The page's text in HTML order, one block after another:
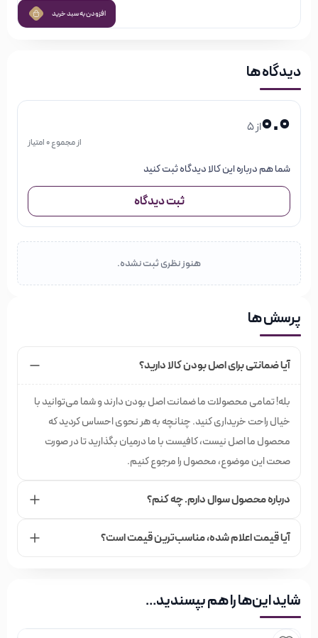
افزودن به سبد خرید
دیدگاه ها
0.0از 5
از مجموع 0 امتیاز
شما هم درباره این کالا دیدگاه ثبت کنید
ثبت دیدگاه
هنوز نظری ثبت نشده.
پرسش ها
آیا ضمانتی برای اصل بودن کالا دارید؟
بله! تمامی محصولات ما ضمانت اصل بودن دارند و شما می‌توانید با
خیال راحت خریداری کنید. چنانچه به هر نحوی احساس کردید که
محصول ما اصل نیست، کافیست با ما درمیان بگذارید تا در صورت
صحت این موضوع، محصول را مرجوع کنیم.
درباره محصول سوال دارم. چه کنم؟
آیا قیمت اعلام شده،‌ مناسب‌ترین قیمت است؟
شاید این‌ها را هم بپسندید…